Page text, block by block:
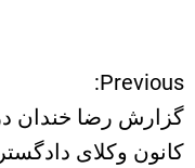
ر
ا
Previous:
گزارش رضا خندان
کانون وکلای